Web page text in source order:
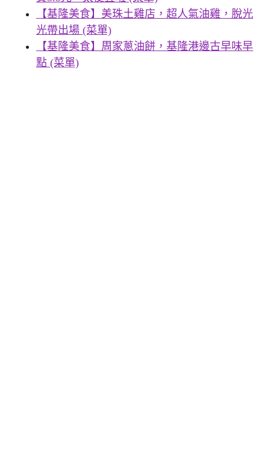
【基隆美食】美珠土雞店，超人氣油雞，脫光
光帶出場 (菜單)
【基隆美食】周家蔥油餅，基隆港邊古早味早
點 (菜單)